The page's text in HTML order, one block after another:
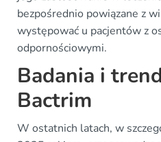
bezpośrednio powiązane z
występować u pacjentów z
odpornościowymi.
Badania i
Bactrim
W ostatnich latach, w